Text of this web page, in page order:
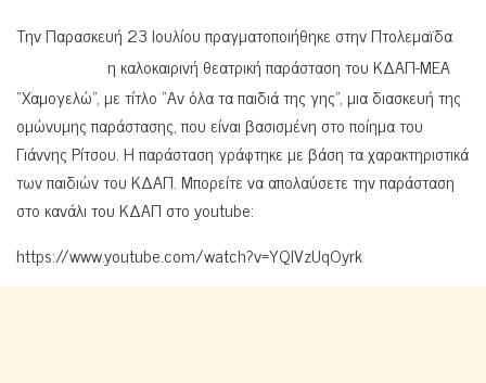
Την Παρασκευή 23 Ιουλίου πραγματοποιήθηκε στην Πτολεμαϊδα
η καλοκαιρινή θεατρική παράσταση του ΚΔΑΠ-ΜΕΑ
“Χαμογελώ”, με τίτλο “Αν όλα τα παιδιά της γης”, μια διασκευή της
ομώνυμης παράστασης, που είναι βασισμένη στο ποίημα του
Γιάννης Ρίτσου. Η παράσταση γράφτηκε με βάση τα χαρακτηριστικά
των παιδιών του ΚΔΑΠ. Μπορείτε να απολαύσετε την παράσταση
στο κανάλι του ΚΔΑΠ στο youtube:
https://www.youtube.com/watch?v=YQlVzUqOyrk